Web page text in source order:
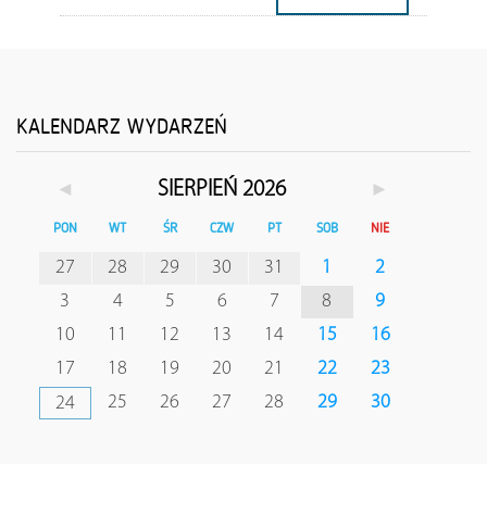
KALENDARZ WYDARZEŃ
◄ SIERPIEŃ 2026 ►
PON WT ŚR CZW PT SOB NIE
27 28 29 30 31 1
2
3
4 5 6 7 8
9
10
11 12 13 14 15
16
17
18 19 20 21 22
23
24
25 26 27 28 29 30